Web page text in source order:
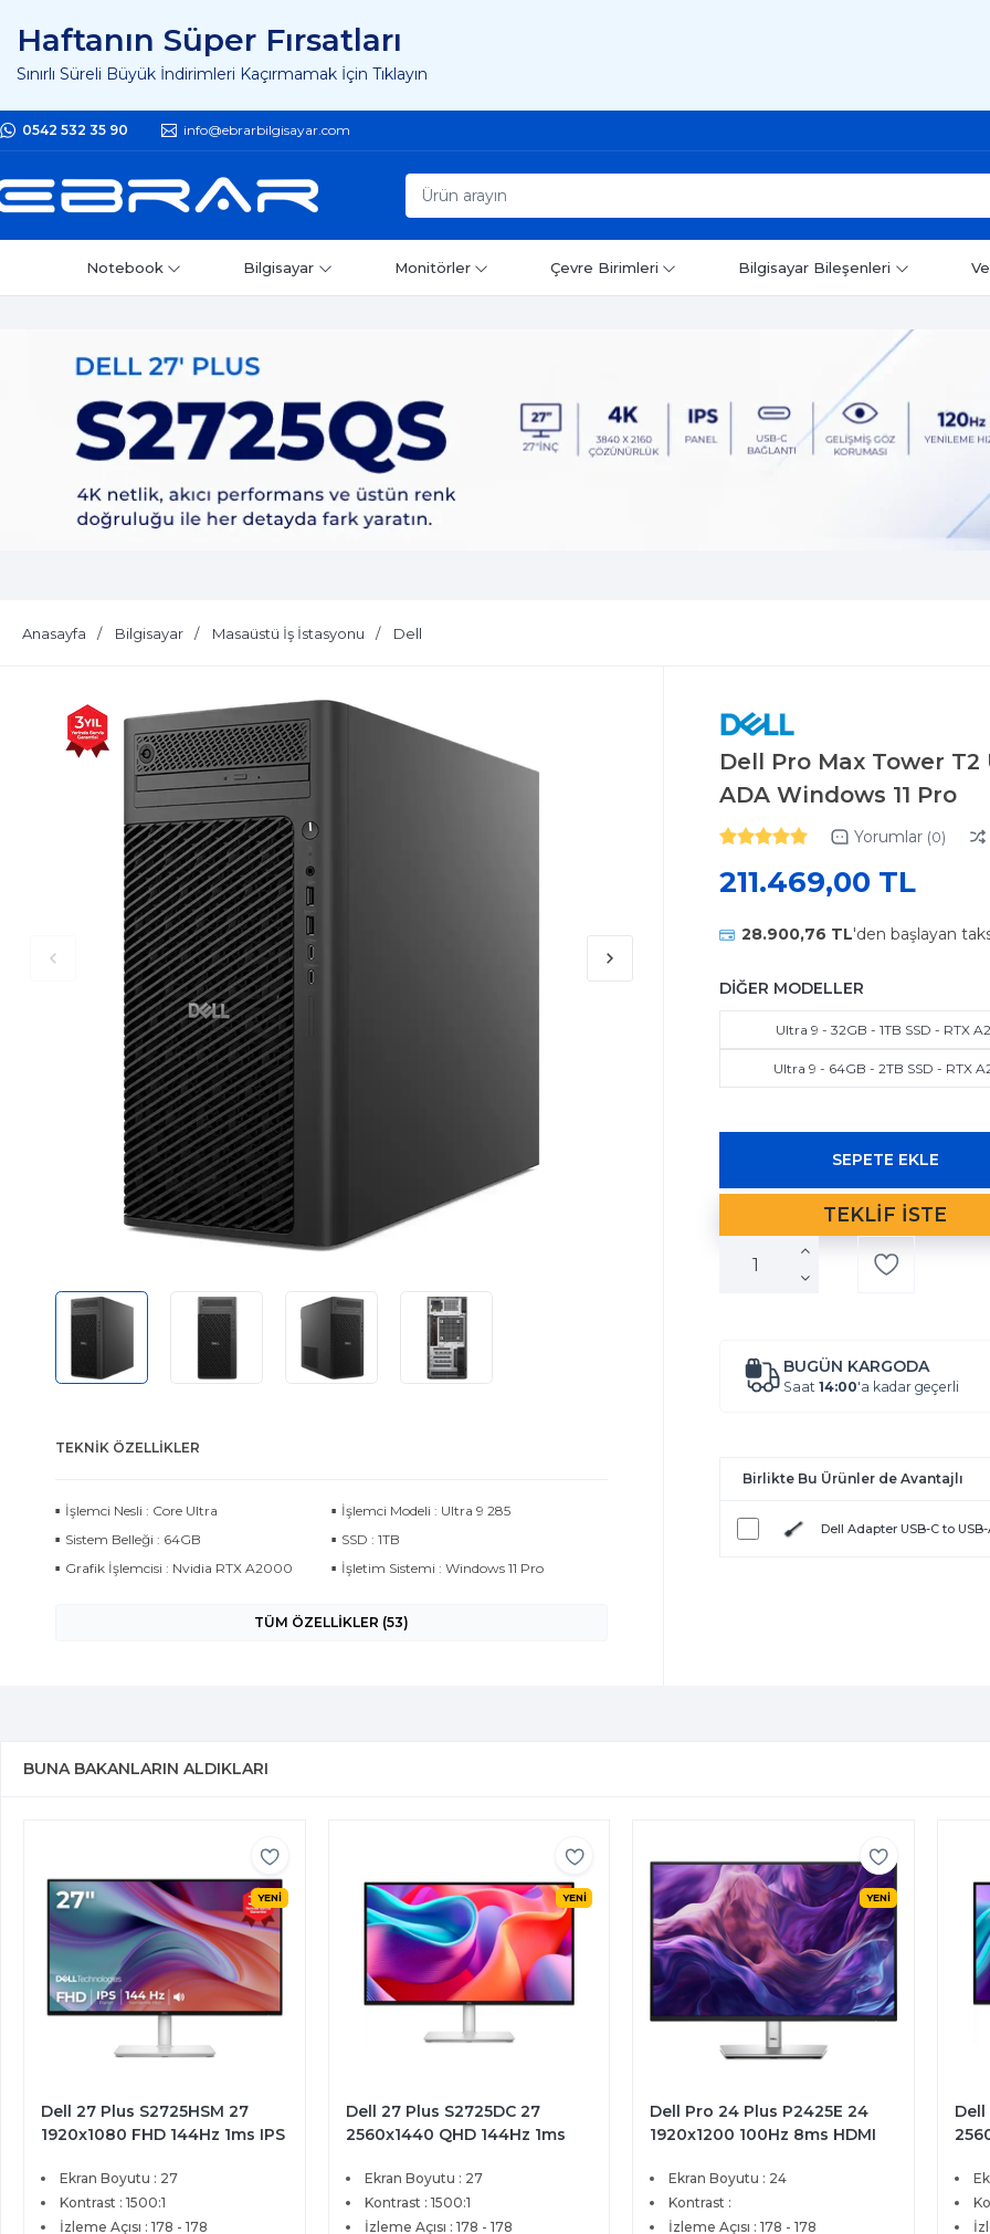
Haftanın Süper Fırsatları
Sınırlı Süreli Büyük İndirimleri Kaçırmamak İçin Tıklayın
0542 532 35 90 info@ebrarbilgisayar.com
Notebook Bilgisayar Monitörler Çevre Birimleri Bilgisayar Bileşenleri
Anasayfa Bilgisayar Masaüstü İş İstasyonu Dell
TEKNIK ÖZELLIKLER
İşlemci Nesli : Core Ultra
İşlemci Modeli : Ultra 9 285
Sistem Belleği : 64GB
SSD : 1TB
Grafik İşlemcisi : Nvidia RTX A2000
İşletim Sistemi : Windows 11 Pro
TÜM ÖZELLİKLER (53)
Dell Pro Max Tower T2
ADA Windows 11 Pro
Yorumlar (0)
211.469,00 TL
28.900,76 TL'den başlayan
DİĞER MODELLER
Ultra 9 - 32GB - 1TB SSD - RTX
Ultra 9 - 64GB - 2TB SSD - RTX
BUGÜN KARGODA
Saat 14:00'a kadar geçerli
Birlikte Bu Ürünler de Avantajlı
Dell Adapter USB-C to
BUNA BAKANLARIN ALDIKLARI
YENİ
Dell 27 Plus S2725HSM 27
1920x1080 FHD 144Hz 1ms IPS
Pivot Monitor
Ekran Boyutu : 27
Kontrast : 1500:1
İzleme Açısı : 178 - 178
YENİ
Dell 27 Plus S2725DC 27
2560x1440 QHD 144Hz 1ms
Pivot Premium IPS Monitör
Ekran Boyutu : 27
Kontrast : 1500:1
İzleme Açısı : 178 - 178
YENİ
Dell Pro 24 Plus P2425E 24
1920x1200 100Hz 8ms HDMI
Ekran Boyutu : 24
Kontrast :
İzleme Açısı : 178 - 178
Dell